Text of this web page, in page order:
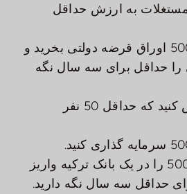
به ارزش حداقل
حداقل $500000 اوراق قرضه دولتی بخرید و
را حداقل برای سه سال نگه
شرکتی تاسیس کنید که حداقل 50 نفر
حداقل $500,000 را در یک بانک ترکیه واریز
حداقل سه سال نگه دارید.